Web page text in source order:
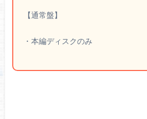
【通常盤】
・本編ディスクのみ